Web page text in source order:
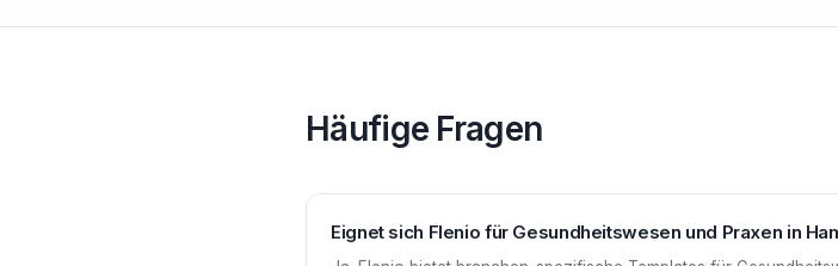
Häufige Fragen
Eignet sich Flenio für Gesundheitswesen und Praxen in